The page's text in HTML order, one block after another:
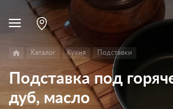
Каталог Кухня Подставки
Подставка под
дуб, масло